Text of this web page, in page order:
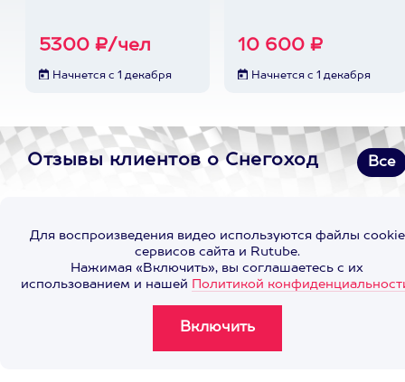
5300 ₽/чел
Начнется с 1 декабря
10 600 ₽
Начнется с 1 декабря
Отзывы клиентов о Снегоход Все
Для воспроизведения видео используются файлы cookie
сервисов сайта и Rutube.
Нажимая «Включить», вы соглашаетесь с их
использованием и нашей Политикой